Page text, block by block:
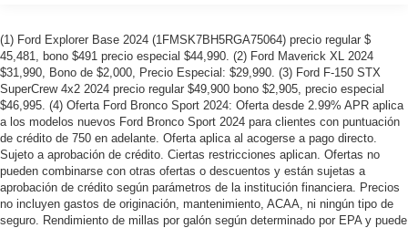
(1) Ford Explorer Base 2024 (1FMSK7BH5RGA75064) precio regular $
45,481, bono $491 precio especial $44,990. (2) Ford Maverick XL 2024
$31,990, Bono de $2,000, Precio Especial: $29,990. (3) Ford F-150 STX
SuperCrew 4x2 2024 precio regular $49,900 bono $2,905, precio especial
$46,995. (4) Oferta Ford Bronco Sport 2024: Oferta desde 2.99% APR aplica
a los modelos nuevos Ford Bronco Sport 2024 para clientes con puntuación
de crédito de 750 en adelante. Oferta aplica al acogerse a pago directo.
Sujeto a aprobación de crédito. Ciertas restricciones aplican. Ofertas no
pueden combinarse con otras ofertas o descuentos y están sujetas a
aprobación de crédito según parámetros de la institución financiera. Precios
no incluyen gastos de originación, mantenimiento, ACAA, ni ningún tipo de
seguro. Rendimiento de millas por galón según determinado por EPA y puede